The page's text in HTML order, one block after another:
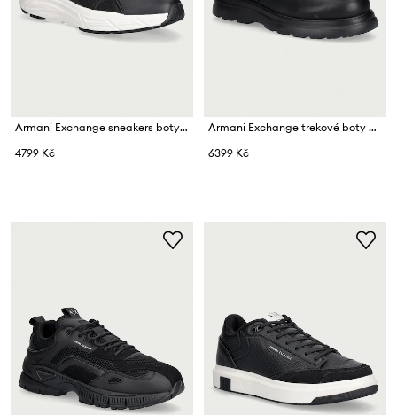
Armani Exchange sneakers boty pánské
4799 Kč
Armani Exchange trekové boty pánské kožené
6399 Kč